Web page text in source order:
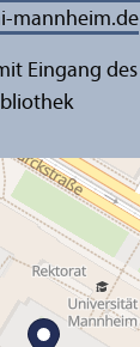
mannheim.de